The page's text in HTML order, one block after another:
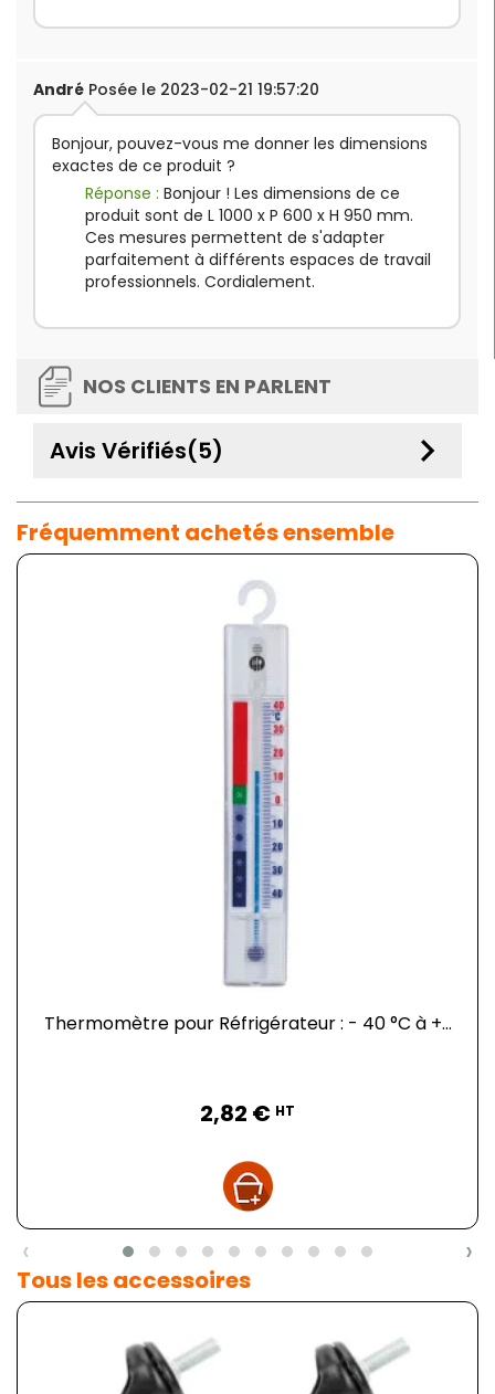
André Posée le 2023-02-21 19:57:20
Bonjour, pouvez-vous me donner les dimensions
exactes de ce produit ?
Réponse : Bonjour ! Les dimensions de ce
produit sont de L 1000 x P 600 x H 950 mm.
Ces mesures permettent de s'adapter
parfaitement à différents espaces de travail
professionnels. Cordialement.
NOS CLIENTS EN PARLENT
Avis Vérifiés(5) keyboard_arrow_down
Fréquemment achetés ensemble
Thermomètre pour Réfrigérateur : - 40 °C à +...
2,82 € HT
‹ ›
Tous les accessoires